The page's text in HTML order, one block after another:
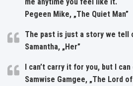
Pegeen Mike, „The Quiet Man”
The past is just a story we tell
Samantha, „Her”
I can’t carry it for you, but I can
Samwise Gamgee, „The Lord